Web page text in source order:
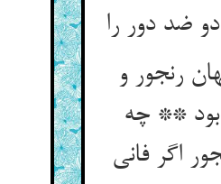
ضد دور را
رنجور و
بود ** چه
اگر فانی